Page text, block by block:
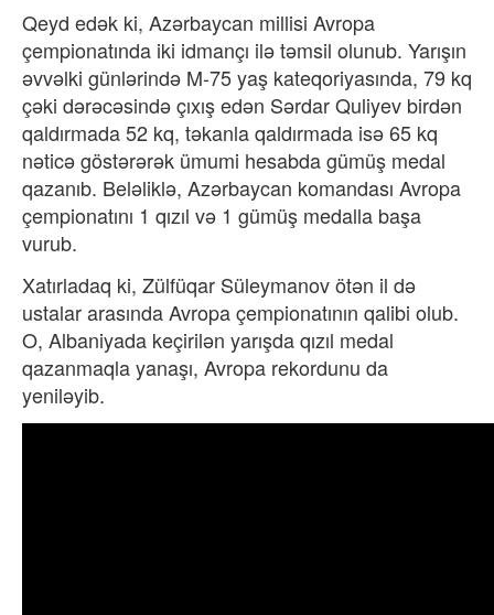
Qeyd edək ki, Azərbaycan millisi Avropa
çempionatında iki idmançı ilə təmsil olunub. Yarışın
əvvəlki günlərində M-75 yaş kateqoriyasında, 79 kq
çəki dərəcəsində çıxış edən Sərdar Quliyev birdən
qaldırmada 52 kq, təkanla qaldırmada isə 65 kq
nəticə göstərərək ümumi hesabda gümüş medal
qazanıb. Beləliklə, Azərbaycan komandası Avropa
çempionatını 1 qızıl və 1 gümüş medalla başa
vurub.
Xatırladaq ki, Zülfüqar Süleymanov ötən il də
ustalar arasında Avropa çempionatının qalibi olub.
O, Albaniyada keçirilən yarışda qızıl medal
qazanmaqla yanaşı, Avropa rekordunu da
yeniləyib.